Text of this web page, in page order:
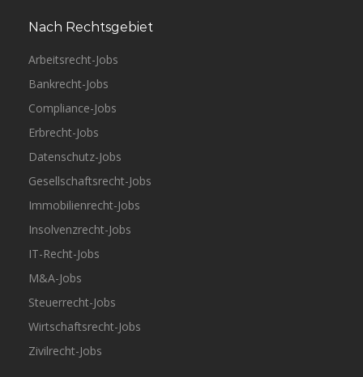
Nach Rechtsgebiet
Arbeitsrecht-Jobs
Bankrecht-Jobs
Compliance-Jobs
Erbrecht-Jobs
Datenschutz-Jobs
Gesellschaftsrecht-Jobs
Immobilienrecht-Jobs
Insolvenzrecht-Jobs
IT-Recht-Jobs
M&A-Jobs
Steuerrecht-Jobs
Wirtschaftsrecht-Jobs
Zivilrecht-Jobs